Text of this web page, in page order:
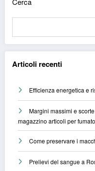
Articoli recenti
Efficienza energetica e
Margini massimi e
magazzino articoli per
Come preservare i
Prelievi del sangue a